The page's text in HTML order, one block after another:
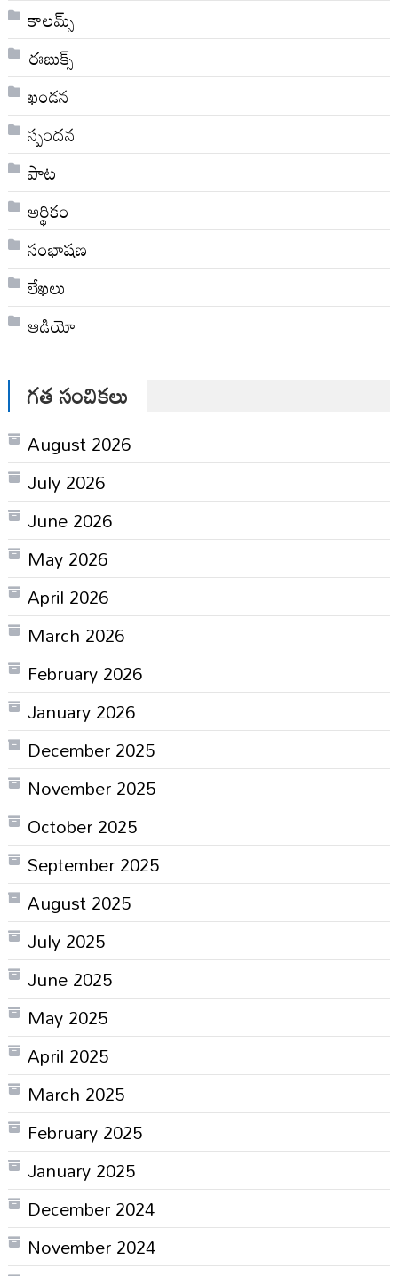
కాలమ్స్
ఈబుక్స్
ఖండన
స్పందన
పాట
ఆర్థికం
సంభాషణ
లేఖలు
ఆడియో
గత సంచికలు
August 2026
July 2026
June 2026
May 2026
April 2026
March 2026
February 2026
January 2026
December 2025
November 2025
October 2025
September 2025
August 2025
July 2025
June 2025
May 2025
April 2025
March 2025
February 2025
January 2025
December 2024
November 2024